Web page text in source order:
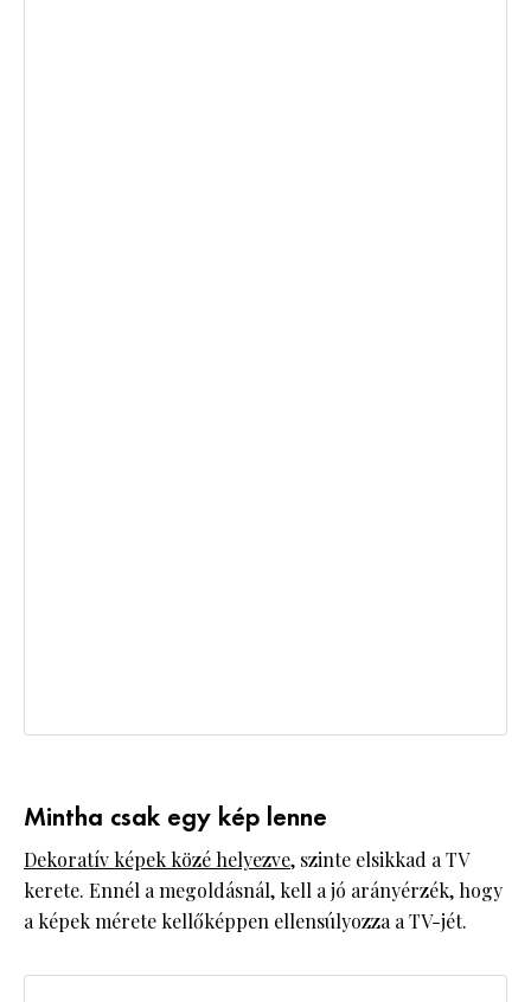
Mintha csak egy kép lenne
Dekoratív képek közé helyezve, szinte elsikkad a TV
kerete. Ennél a megoldásnál, kell a jó arányérzék, hogy
a képek mérete kellőképpen ellensúlyozza a TV-jét.